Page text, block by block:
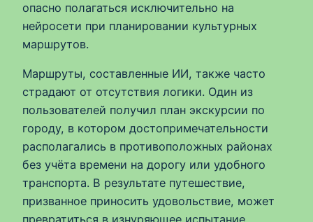
опасно полагаться исключительно на
нейросети при планировании культурных
маршрутов.
Маршруты, составленные ИИ, также часто
страдают от отсутствия логики. Один из
пользователей получил план экскурсии по
городу, в котором достопримечательности
располагались в противоположных районах
без учёта времени на дорогу или удобного
транспорта. В результате путешествие,
призванное приносить удовольствие, может